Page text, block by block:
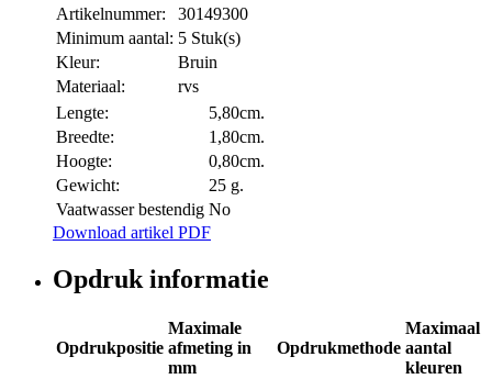
Artikelnummer:
30149300
Minimum aantal: 5 Stuk(s)
Kleur:
Bruin
Materiaal:
rvs
Lengte:
5,80cm.
Breedte:
1,80cm.
Hoogte:
0,80cm.
Gewicht:
25 g.
Vaatwasser bestendig No
Download artikel PDF
Opdruk informatie
Opdrukpositie
Maximale
afmeting in
mm
Opdrukmethode
Maximaal
aantal
kleuren